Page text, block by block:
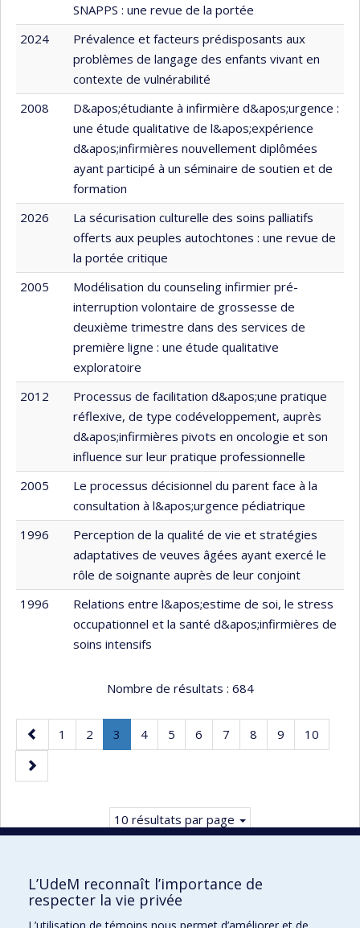
SNAPPS : une revue de la portée
2024
Prévalence et facteurs prédisposants aux
problèmes de langage des enfants vivant en
contexte de vulnérabilité
2008
D&apos;étudiante à infirmière d&apos;urgence :
une étude qualitative de l&apos;expérience
d&apos;infirmières nouvellement diplômées
ayant participé à un séminaire de soutien et de
formation
2026
La sécurisation culturelle des soins palliatifs
offerts aux peuples autochtones : une revue de
la portée critique
2005
Modélisation du counseling infirmier pré-
interruption volontaire de grossesse de
deuxième trimestre dans des services de
première ligne : une étude qualitative
exploratoire
2012
Processus de facilitation d&apos;une pratique
réflexive, de type codéveloppement, auprès
d&apos;infirmières pivots en oncologie et son
influence sur leur pratique professionnelle
2005
Le processus décisionnel du parent face à la
consultation à l&apos;urgence pédiatrique
1996
Perception de la qualité de vie et stratégies
adaptatives de veuves âgées ayant exercé le
rôle de soignante auprès de leur conjoint
1996
Relations entre l&apos;estime de soi, le stress
occupationnel et la santé d&apos;infirmières de
soins intensifs
Nombre de résultats : 684
Page
précédente
Page
1 Page
2 Page
3
Page
Page
4 Page
5 Page
6 Page
7 Page
8 Page
9 Page
10
Page
suivante
10 résultats par page
Faculté des sciences infirmières
L’UdeM reconnaît l’importance de
respecter la vie privée
L’utilisation de témoins nous permet d’améliorer et de